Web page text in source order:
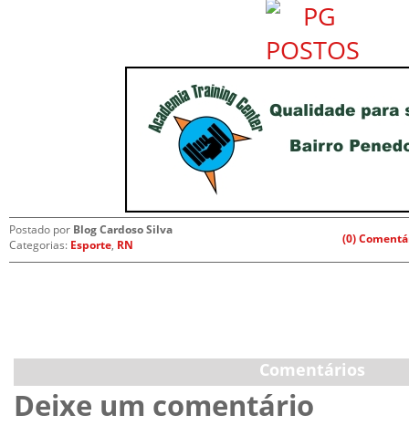
Postado por Blog Cardoso Silva
Categorias: Esporte, RN (0)
Comentários
Deixe um comentário